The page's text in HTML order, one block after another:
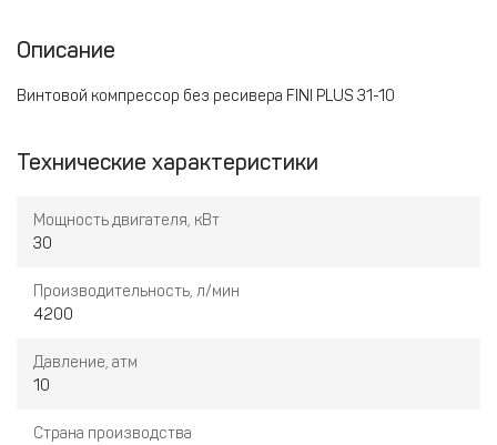
Описание
Винтовой компрессор без ресивера FINI PLUS 31-10
Технические характеристики
Мощность двигателя, кВт
30
Производительность, л/мин
4200
Давление, атм
10
Страна производства